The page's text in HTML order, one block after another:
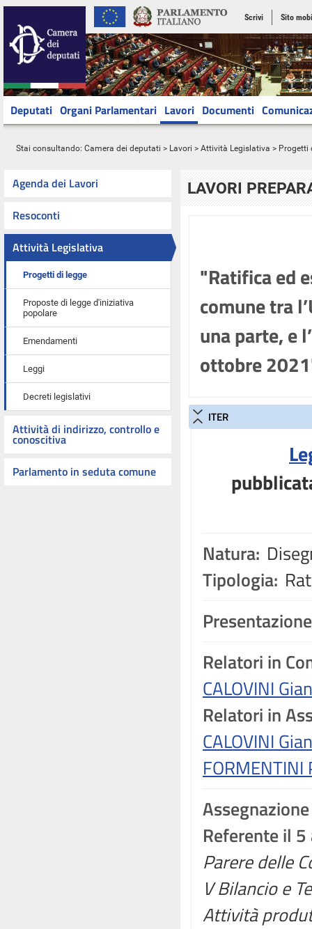
Scrivi Sito
Deputati Organi Parlamentari Lavori Documenti
Stai consultando: Camera dei deputati > Lavori > Attività Legislativa > Progetti
Agenda dei Lavori
Resoconti
Attività Legislativa
Progetti di legge
Proposte di legge d'iniziativa
popolare
Emendamenti
Leggi
Decreti legislativi
Attività di indirizzo, controllo e
conoscitiva
Parlamento in seduta comune
LAVORI
"Ratifica ed
comune tra
una parte, e
ottobre
ITER
Natura:
Tipologia:
Relatori in
CALOVINI
Relatori in
CALOVINI
FORMENTINI
Assegnazione
Referente il
Parere delle
V Bilancio e
Attività